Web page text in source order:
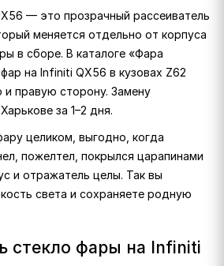
— это прозрачный рассеиватель
меняется отдельно от корпуса
в сборе. В каталоге «Фара
на Infiniti QX56 в кузовах Z62
и правую сторону. Замену
за 1–2 дня.
целиком, выгодно, когда
пожелтел, покрылся царапинами
и отражатель целы. Так вы
света и сохраняете родную
стекло фары на Infiniti